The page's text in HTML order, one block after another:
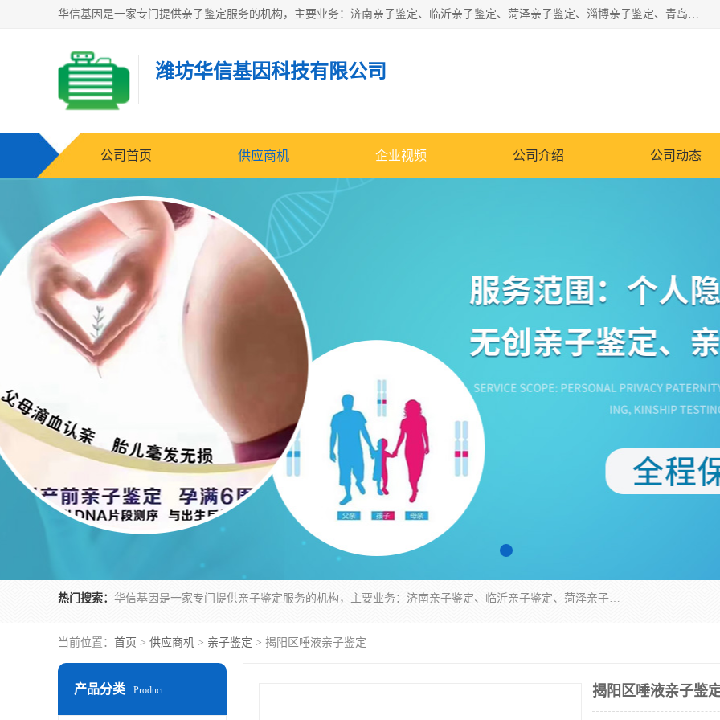
华信基因是一家专门提供亲子鉴定服务的机构，主要业务：济南亲子鉴定、临沂亲子鉴定、菏泽亲子鉴定、淄博亲子鉴定、青岛亲子鉴定、日照亲子鉴定、临朐亲子鉴定、寿光亲子鉴定等，联合广州、上海、北京、深圳、杭州、武汉、成都、合肥、贵阳、沈阳等地区有法医物证鉴定机构及基因检测公司，为国内外客户提供便捷的DNA鉴定服务。
潍坊华信基因科技有限公司
公司首页 供应商机 企业视频 公司介绍 公司动态
热门搜索： 华信基因是一家专门提供亲子鉴定服务的机构，主要业务：济南亲子鉴定、临沂亲子鉴定、菏泽亲子鉴定、淄博亲子鉴定、青岛亲子鉴定、日照亲子鉴定、临朐亲子鉴定、寿光亲子鉴定等，联合广州、上海、北京、深圳、杭州、武汉、成都、合肥、贵阳、沈阳等地区有法医物证鉴定机构及基因检测公司，为国内外客户提供便捷的DNA鉴定服务。
当前位置： 首页 > 供应商机 > 亲子鉴定 > 揭阳区唾液亲子鉴定
产品分类 Product 揭阳区唾液亲子鉴